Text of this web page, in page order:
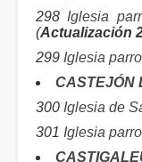
298 Iglesia
(Actualización
299 Iglesia
CASTEJÓN
300 Iglesia de
301 Iglesia